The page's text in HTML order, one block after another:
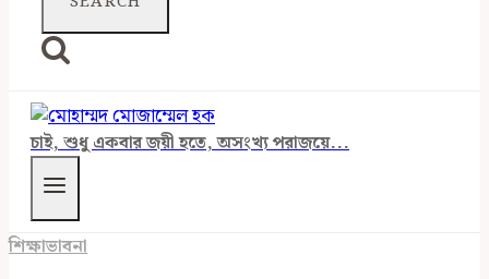
চাই, শুধু একবার জয়ী হতে, অসংখ্য পরাজয়ে...
শিক্ষাভাবনা